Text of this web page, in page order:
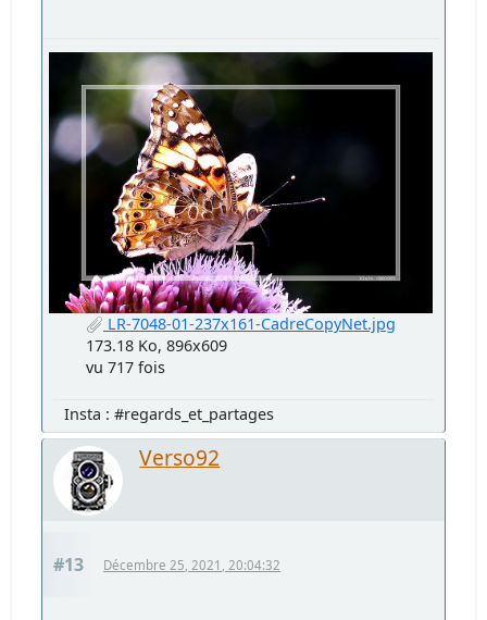
LR-7048-01-237x161-CadreCopyNet.jpg
173.18 Ko, 896x609
vu 717 fois
Insta : #regards_et_partages
Verso92
#13 Décembre 25, 2021, 20:04:32